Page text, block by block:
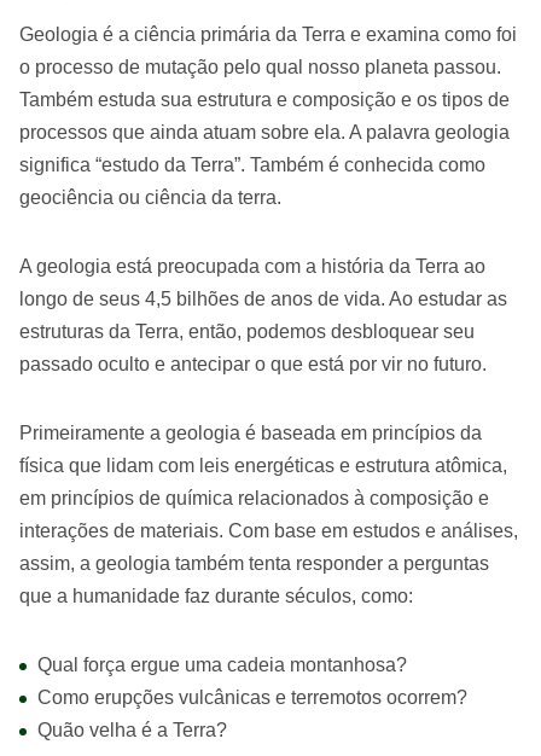
Geologia é a ciência primária da Terra e examina como foi
o processo de mutação pelo qual nosso planeta passou.
Também estuda sua estrutura e composição e os tipos de
processos que ainda atuam sobre ela. A palavra geologia
significa “estudo da Terra”. Também é conhecida como
geociência ou ciência da terra.
A geologia está preocupada com a história da Terra ao
longo de seus 4,5 bilhões de anos de vida. Ao estudar as
estruturas da Terra, então, podemos desbloquear seu
passado oculto e antecipar o que está por vir no futuro.
Primeiramente a geologia é baseada em princípios da
física que lidam com leis energéticas e estrutura atômica,
em princípios de química relacionados à composição e
interações de materiais. Com base em estudos e análises,
assim, a geologia também tenta responder a perguntas
que a humanidade faz durante séculos, como:
Qual força ergue uma cadeia montanhosa?
Como erupções vulcânicas e terremotos ocorrem?
Quão velha é a Terra?